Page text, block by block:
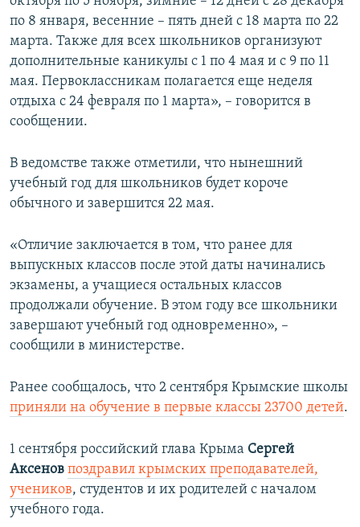
по 8 января, весенние – пять дней с 18 марта по 22
марта. Также для всех школьников организуют
дополнительные каникулы с 1 по 4 мая и с 9 по 11
мая. Первоклассникам полагается еще неделя
отдыха с 24 февраля по 1 марта», – говорится в
сообщении.
В ведомстве также отметили, что нынешний
учебный год для школьников будет короче
обычного и завершится 22 мая.
«Отличие заключается в том, что ранее для
выпускных классов после этой даты начинались
экзамены, а учащиеся остальных классов
продолжали обучение. В этом году все школьники
завершают учебный год одновременно», –
сообщили в министерстве.
Ранее сообщалось, что 2 сентября Крымские школы
приняли на обучение в первые классы 23700 детей.
1 сентября российский глава Крыма Сергей
Аксенов поздравил крымских преподавателей,
учеников, студентов и их родителей с началом
учебного года.